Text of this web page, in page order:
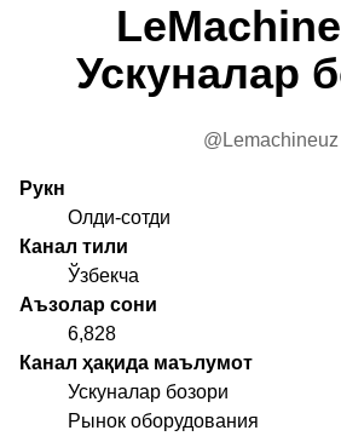
Ускуналар
@Lemachineuz
Рукн
Олди-сотди
Канал тили
Ўзбекча
Аъзолар сони
6,828
Канал ҳақида маълумот
Ускуналар бозори
Рынок оборудования